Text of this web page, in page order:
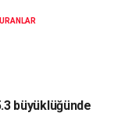
büyüklüğünde